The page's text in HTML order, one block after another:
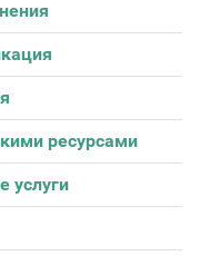
ресурсами
услуги